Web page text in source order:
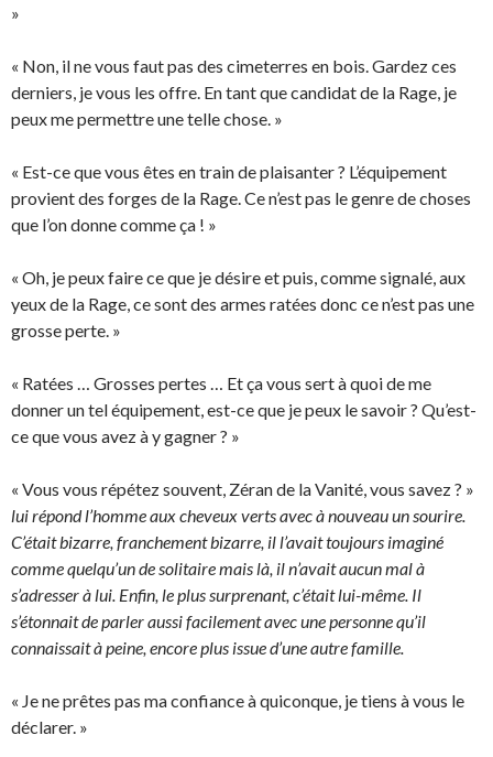
»
« Non, il ne vous faut pas des cimeterres en bois. Gardez ces
derniers, je vous les offre. En tant que candidat de la Rage, je
peux me permettre une telle chose. »
« Est-ce que vous êtes en train de plaisanter ? L’équipement
provient des forges de la Rage. Ce n’est pas le genre de choses
que l’on donne comme ça ! »
« Oh, je peux faire ce que je désire et puis, comme signalé, aux
yeux de la Rage, ce sont des armes ratées donc ce n’est pas une
grosse perte. »
« Ratées … Grosses pertes … Et ça vous sert à quoi de me
donner un tel équipement, est-ce que je peux le savoir ? Qu’est-
ce que vous avez à y gagner ? »
« Vous vous répétez souvent, Zéran de la Vanité, vous savez ? »
lui répond l’homme aux cheveux verts avec à nouveau un sourire.
C’était bizarre, franchement bizarre, il l’avait toujours imaginé
comme quelqu’un de solitaire mais là, il n’avait aucun mal à
s’adresser à lui. Enfin, le plus surprenant, c’était lui-même. Il
s’étonnait de parler aussi facilement avec une personne qu’il
connaissait à peine, encore plus issue d’une autre famille.
« Je ne prêtes pas ma confiance à quiconque, je tiens à vous le
déclarer. »